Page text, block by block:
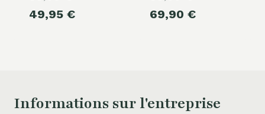
prix
49,95 €Le
prix
69,90 €Le
Informations sur l'entreprise